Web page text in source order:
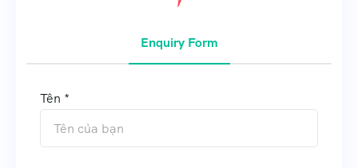
Enquiry Form
Tên *